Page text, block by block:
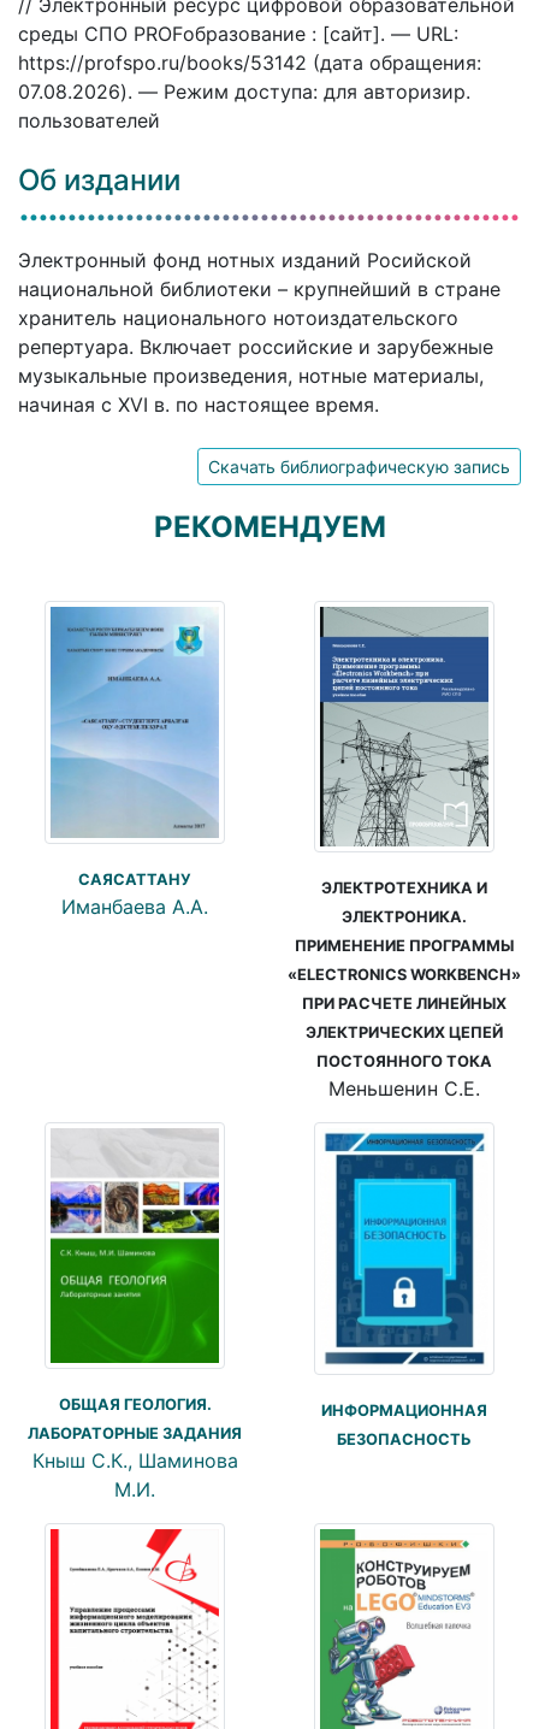
// Электронный ресурс цифровой образовательной
среды СПО PROFобразование : [сайт]. — URL:
https://profspo.ru/books/53142 (дата обращения:
07.08.2026). — Режим доступа: для авторизир.
пользователей
Об издании
Электронный фонд нотных изданий Росийской
национальной библиотеки – крупнейший в стране
хранитель национального нотоиздательского
репертуара. Включает российские и зарубежные
музыкальные произведения, нотные материалы,
начиная с XVI в. по настоящее время.
Скачать библиографическую запись
РЕКОМЕНДУЕМ
САЯСАТТАНУ
Иманбаева А.А.
ЭЛЕКТРОТЕХНИКА И
ЭЛЕКТРОНИКА.
ПРИМЕНЕНИЕ ПРОГРАММЫ
«ELECTRONICS WORKBENCH»
ПРИ РАСЧЕТЕ ЛИНЕЙНЫХ
ЭЛЕКТРИЧЕСКИХ ЦЕПЕЙ
ПОСТОЯННОГО ТОКА
Меньшенин С.Е.
ОБЩАЯ ГЕОЛОГИЯ.
ЛАБОРАТОРНЫЕ ЗАДАНИЯ
Кныш С.К., Шаминова
М.И.
ИНФОРМАЦИОННАЯ
БЕЗОПАСНОСТЬ